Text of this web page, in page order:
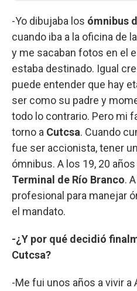
-Yo dibujaba los ómnibus
cuando iba a la oficina de
y me sacaban fotos en el
estaba destinado. Igual
puede entender que hay
ser como su padre y
todo lo contrario. Pero mi
torno a Cutcsa. Cuando
fue ser accionista, tener
ómnibus. A los 19, 20
Terminal de Río Branco.
profesional para manejar
el mandato.
-¿Y por qué decidió
Cutcsa?
-Me fui unos años a vivir a